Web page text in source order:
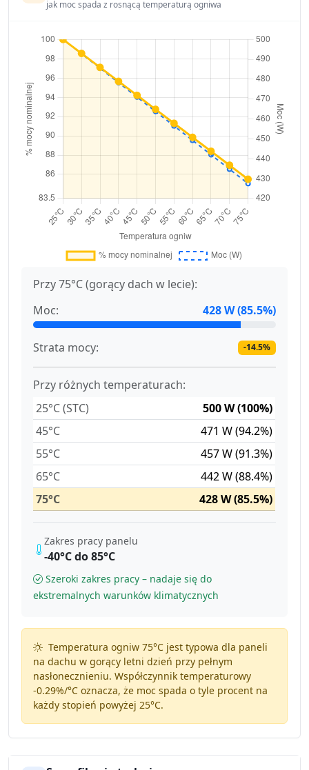
jak moc spada z rosnącą temperaturą ogniwa
Przy 75°C (gorący dach w lecie):
Moc:
428 W (85.5%)
Strata mocy: -14.5%
Przy różnych temperaturach:
25°C (STC)
500 W (100%)
45°C
471 W (94.2%)
55°C
457 W (91.3%)
65°C
442 W (88.4%)
75°C
428 W (85.5%)
Zakres pracy panelu
-40°C do 85°C
Szeroki zakres pracy – nadaje się do
ekstremalnych warunków klimatycznych
Temperatura ogniw 75°C jest typowa dla paneli
na dachu w gorący letni dzień przy pełnym
nasłonecznieniu. Współczynnik temperaturowy
-0.29%/°Coznacza, że moc spada o tyle procent na
każdy stopień powyżej 25°C.